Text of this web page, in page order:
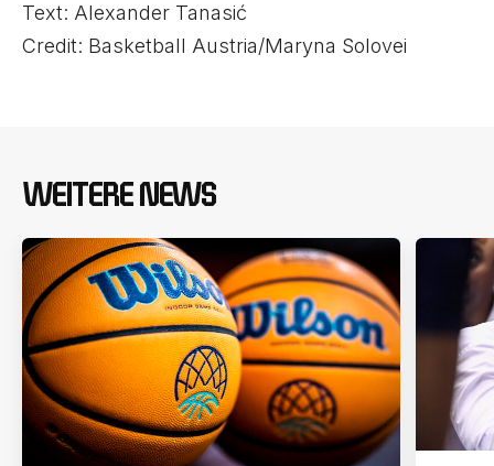
Text: Alexander Tanasić
Credit: Basketball Austria/Maryna Solovei
WEITERE NEWS